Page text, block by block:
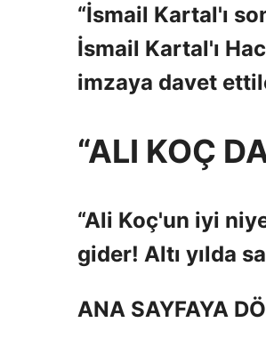
“İsmail Kartal'ı
İsmail Kartal'ı
imzaya davet
“ALI KOÇ
“Ali Koç'un iyi
gider! Altı yılda
ANA SAYFAYA